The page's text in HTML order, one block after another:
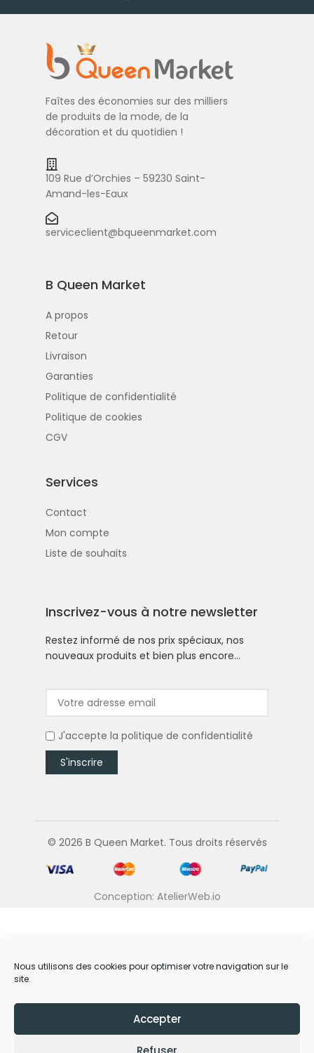
Nous utilisons des cookies pour optimiser votre navigation sur le
site.
Accepter
Faîtes des économies sur des milliers
de produits de la mode, de la
décoration et du quotidien !
109 Rue d’Orchies – 59230 Saint-
Amand-les-Eaux
serviceclient@bqueenmarket.com
B Queen Market
A propos
Retour
Livraison
Garanties
Politique de confidentialité
Politique de cookies
CGV
Services
Contact
Mon compte
Liste de souhaits
Inscrivez-vous à notre newsletter
Restez informé de nos prix spéciaux, nos
nouveaux produits et bien plus encore…
J'accepte la politique de confidentialité
© 2026 B Queen Market. Tous droits réservés
Conception: AtelierWeb.io